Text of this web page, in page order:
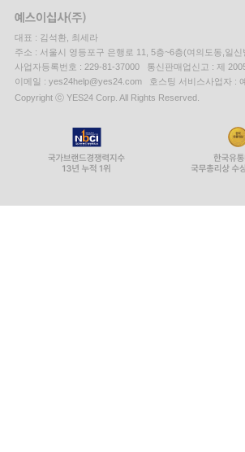
대표 : 김석환, 최세라
주소 : 서울시 영등포구 은행로 11, 5층~6층(여의도동,일신
사업자등록번호 : 229-81-37000 통신판매업신고 : 제
이메일 : yes24help@yes24.com 호스팅 서비스사업자 :
Copyright ⓒ YES24 Corp. All Rights Reserved.